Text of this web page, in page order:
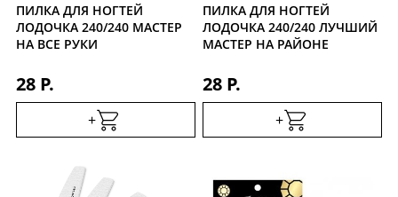
ПИЛКА ДЛЯ НОГТЕЙ
ЛОДОЧКА 240/240 МАСТЕР
НА ВСЕ РУКИ
28 Р.
+
ПИЛКА ДЛЯ НОГТЕЙ
ЛОДОЧКА 240/240 ЛУЧШИЙ
МАСТЕР НА РАЙОНЕ
28 Р.
+